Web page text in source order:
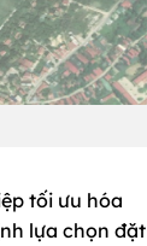
tối ưu hóa
lựa chọn đặt